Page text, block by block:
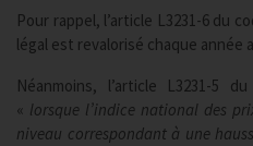
Pour rappel, l’article L3231-6 du
légal est revalorisé chaque année
Néanmoins, l’article L3231-5
« lorsque l’indice national des
niveau correspondant à une